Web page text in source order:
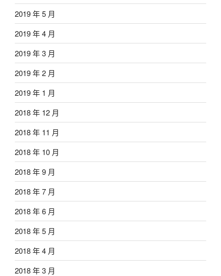
2019 年 5 月
2019 年 4 月
2019 年 3 月
2019 年 2 月
2019 年 1 月
2018 年 12 月
2018 年 11 月
2018 年 10 月
2018 年 9 月
2018 年 7 月
2018 年 6 月
2018 年 5 月
2018 年 4 月
2018 年 3 月